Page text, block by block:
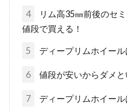
い！
イタリ
4
リム高35㎜前後のセ
値段で買える！
5 ディープリムホイー
6 値段が安いからダメと
7 ディープリムホイール